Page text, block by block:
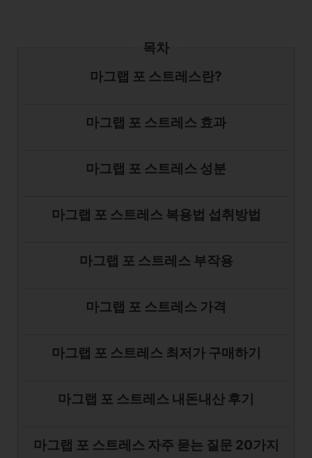
목차
마그랩 포 스트레스란?
마그랩 포 스트레스 효과
마그랩 포 스트레스 성분
마그랩 포 스트레스 복용법 섭취방법
마그랩 포 스트레스 부작용
마그랩 포 스트레스 가격
마그랩 포 스트레스 최저가 구매하기
마그랩 포 스트레스 내돈내산 후기
마그랩 포 스트레스 자주 묻는 질문 20가지